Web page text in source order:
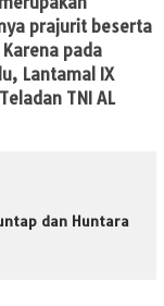
prajurit beserta
pada
Lantamal IX
TNI AL
dan Huntara